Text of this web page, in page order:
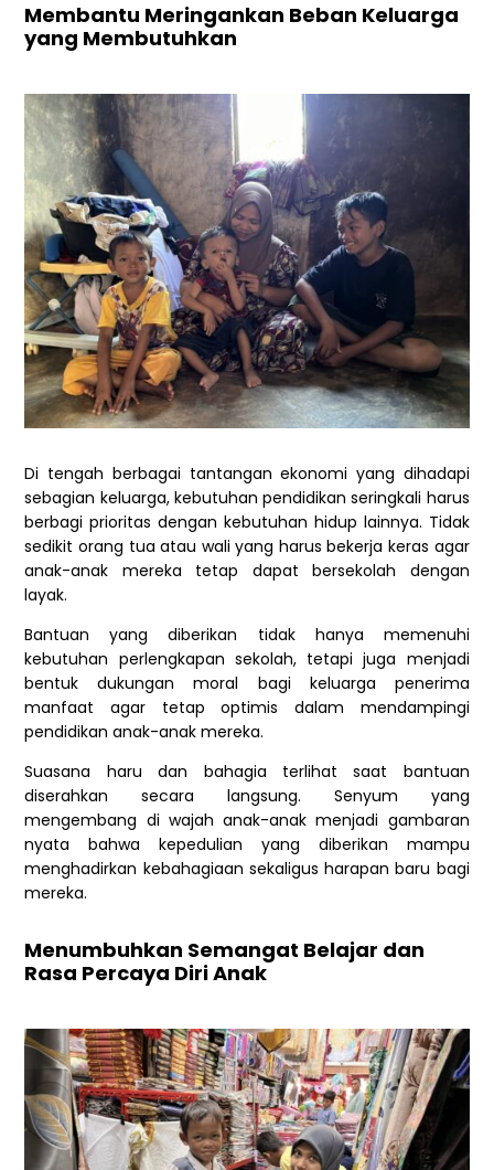
Membantu Meringankan Beban Keluarga
yang Membutuhkan
Di tengah berbagai tantangan ekonomi yang dihadapi
sebagian keluarga, kebutuhan pendidikan seringkali harus
berbagi prioritas dengan kebutuhan hidup lainnya. Tidak
sedikit orang tua atau wali yang harus bekerja keras agar
anak-anak mereka tetap dapat bersekolah dengan
layak.
Bantuan yang diberikan tidak hanya memenuhi
kebutuhan perlengkapan sekolah, tetapi juga menjadi
bentuk dukungan moral bagi keluarga penerima
manfaat agar tetap optimis dalam mendampingi
pendidikan anak-anak mereka.
Suasana haru dan bahagia terlihat saat bantuan
diserahkan secara langsung. Senyum yang
mengembang di wajah anak-anak menjadi gambaran
nyata bahwa kepedulian yang diberikan mampu
menghadirkan kebahagiaan sekaligus harapan baru bagi
mereka.
Menumbuhkan Semangat Belajar dan
Rasa Percaya Diri Anak